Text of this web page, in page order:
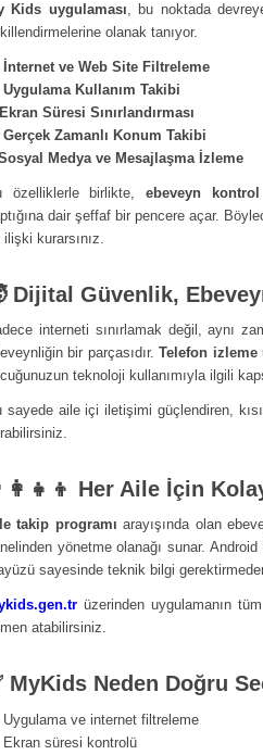
Kids uygulaması, bu noktada
olanak tanıyor.
İnternet ve Web Site Filtreleme
Uygulama Kullanım Takibi
Ekran Süresi Sınırlandırması
Gerçek Zamanlı Konum Takibi
Medya ve Mesajlaşma İzleme
özelliklerle birlikte,ebeveyn kontrol
dair şeffaf bir pencere açar.
ilişki kurarsınız.
Dijital Güvenlik,
interneti sınırlamak değil, aynı
bir parçasıdır.Telefon izleme
teknoloji kullanımıyla ilgili
sayede aile içi iletişimi güçlendiren,
Her Aile İçin
takip programı arayışında olan
yönetme olanağı sunar.
sayesinde teknik bilgi
üzerinden uygulamanın
atabilirsiniz.
MyKids Neden Doğru
Uygulama ve internet filtreleme
Ekran süresi kontrolü